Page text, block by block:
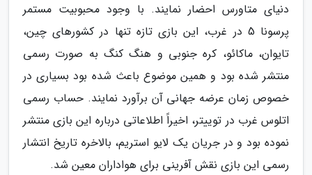
دنیای متاورس احضار نمایند. با وجود محبوبیت مستمر
پرسونا 5 در غرب، این بازی تازه تنها در کشورهای چین،
تایوان، ماکائو، کره جنوبی و هنگ کنگ به صورت رسمی
منتشر شده بود و همین موضوع باعث شده بود بسیاری در
خصوص زمان عرضه جهانی آن برآورد نمایند. حساب رسمی
اتلوس غرب در توییتر، اخیراً اطلاعاتی درباره این بازی منتشر
نموده بود و در جریان یک لایو استریم، بالاخره تاریخ انتشار
رسمی این بازی نقش آفرینی برای هواداران معین شد.